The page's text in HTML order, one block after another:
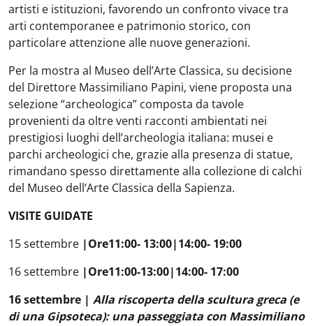
artisti e istituzioni, favorendo un confronto vivace tra
arti contemporanee e patrimonio storico, con
particolare attenzione alle nuove generazioni.
Per la mostra al Museo dell’Arte Classica, su decisione
del Direttore Massimiliano Papini, viene proposta una
selezione “archeologica” composta da tavole
provenienti da oltre venti racconti ambientati nei
prestigiosi luoghi dell’archeologia italiana: musei e
parchi archeologici che, grazie alla presenza di statue,
rimandano spesso direttamente alla collezione di calchi
del Museo dell’Arte Classica della Sapienza.
VISITE GUIDATE
15 settembre |Ore11:00- 13:00|14:00- 19:00
16 settembre |Ore11:00-13:00|14:00- 17:00
16 settembre | Alla riscoperta della scultura greca (e
di una Gipsoteca): una passeggiata con Massimiliano